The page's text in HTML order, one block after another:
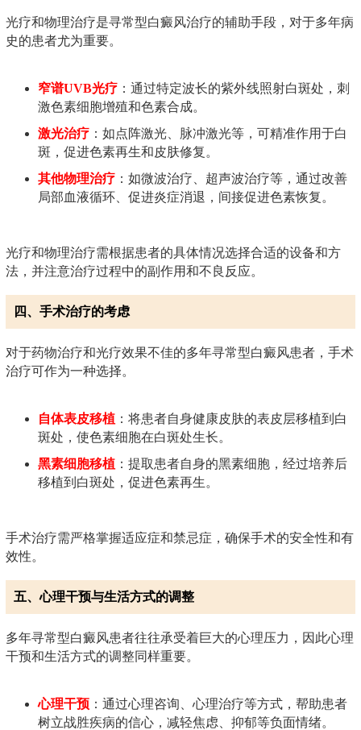
光疗和物理治疗是寻常型白癜风治疗的辅助手段，对于多年病
史的患者尤为重要。
窄谱UVB光疗 ：通过特定波长的紫外线照射白斑处，刺
激色素细胞增殖和色素合成。
激光治疗 ：如点阵激光、脉冲激光等，可精准作用于白
斑，促进色素再生和皮肤修复。
其他物理治疗 ：如微波治疗、超声波治疗等，通过改善
局部血液循环、促进炎症消退，间接促进色素恢复。
光疗和物理治疗需根据患者的具体情况选择合适的设备和方
法，并注意治疗过程中的副作用和不良反应。
四、手术治疗的考虑
对于药物治疗和光疗效果不佳的多年寻常型白癜风患者，手术
治疗可作为一种选择。
自体表皮移植 ：将患者自身健康皮肤的表皮层移植到白
斑处，使色素细胞在白斑处生长。
黑素细胞移植 ：提取患者自身的黑素细胞，经过培养后
移植到白斑处，促进色素再生。
手术治疗需严格掌握适应症和禁忌症，确保手术的安全性和有
效性。
五、心理干预与生活方式的调整
多年寻常型白癜风患者往往承受着巨大的心理压力，因此心理
干预和生活方式的调整同样重要。
心理干预 ：通过心理咨询、心理治疗等方式，帮助患者
树立战胜疾病的信心，减轻焦虑、抑郁等负面情绪。